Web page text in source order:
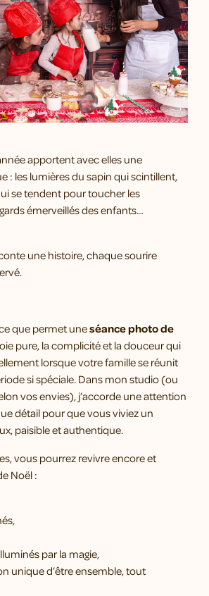
apportent avec elles une
: les lumières du sapin qui scintillent,
se tendent pour toucher les
émerveillés des enfants…
une histoire, chaque sourire
que permet uneséance photo de
pure, la complicité et la douceur qui
lorsque votre famille se réunit
si spéciale. Dans mon studio (ou
vos envies), j’accorde une attention
détail pour que vous viviez un
paisible et authentique.
vous pourrez revivre encore et
Noël :
par la magie,
unique d’être ensemble, tout